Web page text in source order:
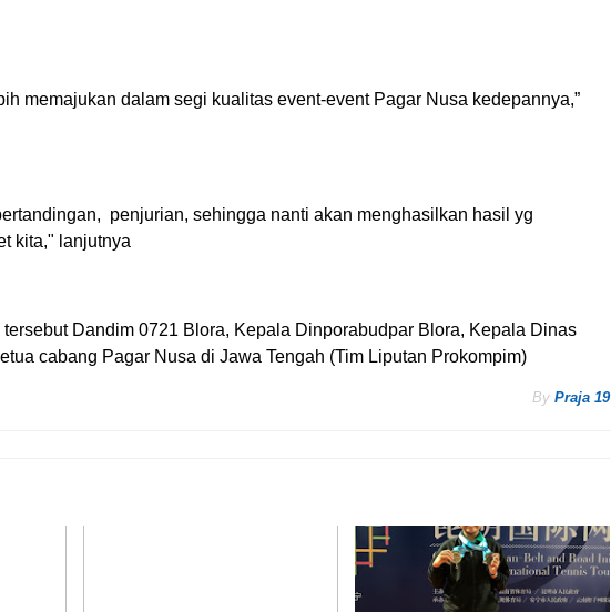
memajukan dalam segi kualitas event-event Pagar Nusa kedepannya,”
penjurian, sehingga nanti akan menghasilkan hasil yg
kita," lanjutnya
Dandim 0721 Blora, Kepala Dinporabudpar Blora, Kepala Dinas
cabang Pagar Nusa di Jawa Tengah (Tim Liputan Prokompim)
By Praja 19